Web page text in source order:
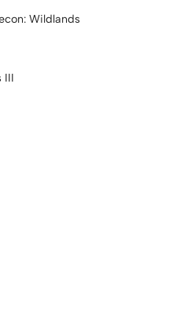
Wildlands
III